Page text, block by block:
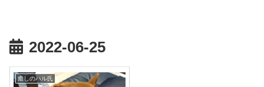
2022-06-25
癒しのハル氏